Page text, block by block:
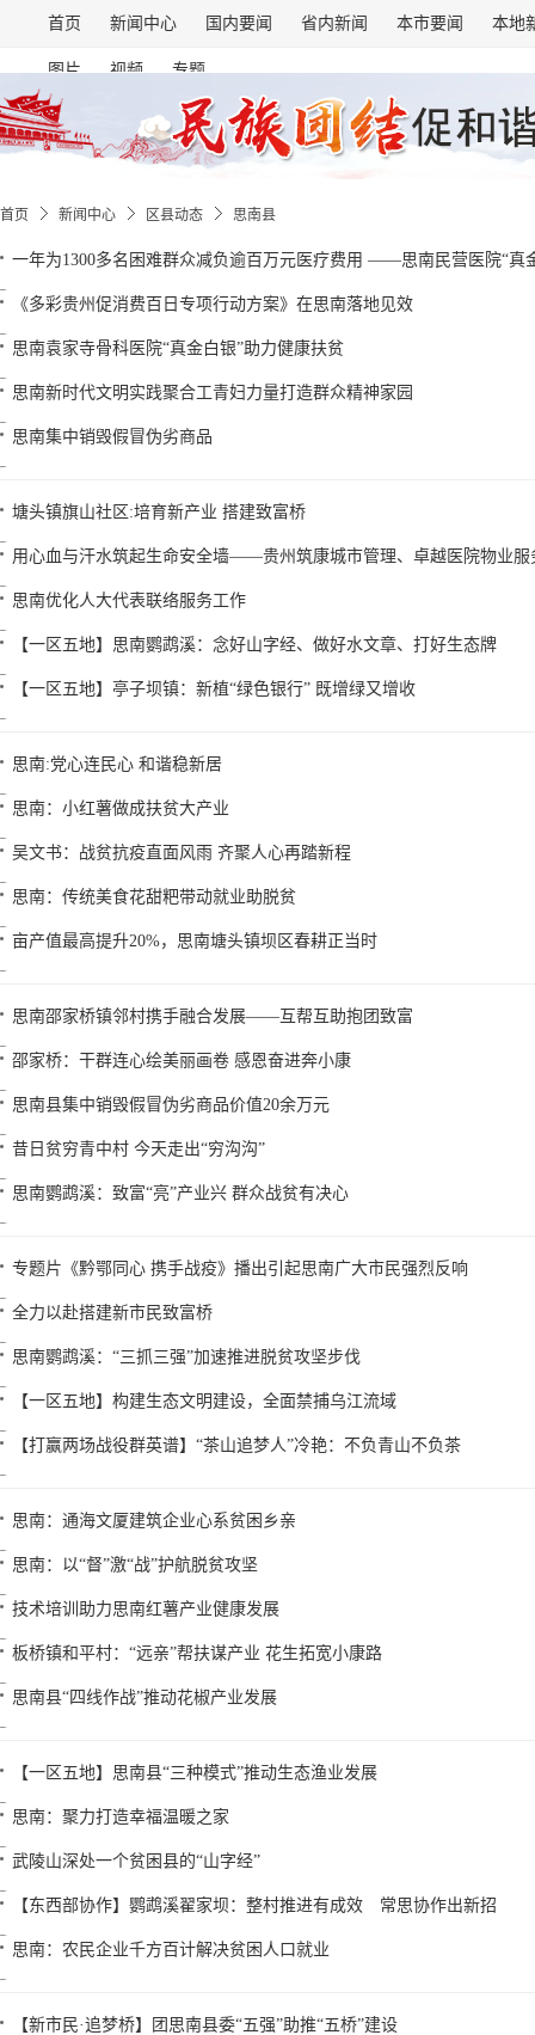
首页 新闻中心 国内要闻 省内新闻 本市要闻 本地
图片 视频 专题
首页 新闻中心 区县动态 思南县
一年为1300多名困难群众减负逾百万元医疗费用 ——思南民营医院“真
《多彩贵州促消费百日专项行动方案》在思南落地见效
思南袁家寺骨科医院“真金白银”助力健康扶贫
思南新时代文明实践聚合工青妇力量打造群众精神家园
思南集中销毁假冒伪劣商品
塘头镇旗山社区:培育新产业 搭建致富桥
用心血与汗水筑起生命安全墙——贵州筑康城市管理、卓越医院物业服
思南优化人大代表联络服务工作
【一区五地】思南鹦鹉溪：念好山字经、做好水文章、打好生态牌
【一区五地】亭子坝镇：新植“绿色银行” 既增绿又增收
思南:党心连民心 和谐稳新居
思南：小红薯做成扶贫大产业
吴文书：战贫抗疫直面风雨 齐聚人心再踏新程
思南：传统美食花甜粑带动就业助脱贫
亩产值最高提升20%，思南塘头镇坝区春耕正当时
思南邵家桥镇邻村携手融合发展——互帮互助抱团致富
邵家桥：干群连心绘美丽画卷 感恩奋进奔小康
思南县集中销毁假冒伪劣商品价值20余万元
昔日贫穷青中村 今天走出“穷沟沟”
思南鹦鹉溪：致富“亮”产业兴 群众战贫有决心
专题片《黔鄂同心 携手战疫》播出引起思南广大市民强烈反响
全力以赴搭建新市民致富桥
思南鹦鹉溪：“三抓三强”加速推进脱贫攻坚步伐
【一区五地】构建生态文明建设，全面禁捕乌江流域
【打赢两场战役群英谱】“茶山追梦人”冷艳：不负青山不负茶
思南：通海文厦建筑企业心系贫困乡亲
思南：以“督”激“战”护航脱贫攻坚
技术培训助力思南红薯产业健康发展
板桥镇和平村：“远亲”帮扶谋产业 花生拓宽小康路
思南县“四线作战”推动花椒产业发展
【一区五地】思南县“三种模式”推动生态渔业发展
思南：聚力打造幸福温暖之家
武陵山深处一个贫困县的“山字经”
【东西部协作】鹦鹉溪翟家坝：整村推进有成效 常思协作出新招
思南：农民企业千方百计解决贫困人口就业
【新市民·追梦桥】团思南县委“五强”助推“五桥”建设